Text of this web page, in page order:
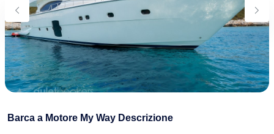
Cibo E Bevande
Come Prenotare
Termini e Condizioni
Contattaci
Barca a Motore My Way Descrizione